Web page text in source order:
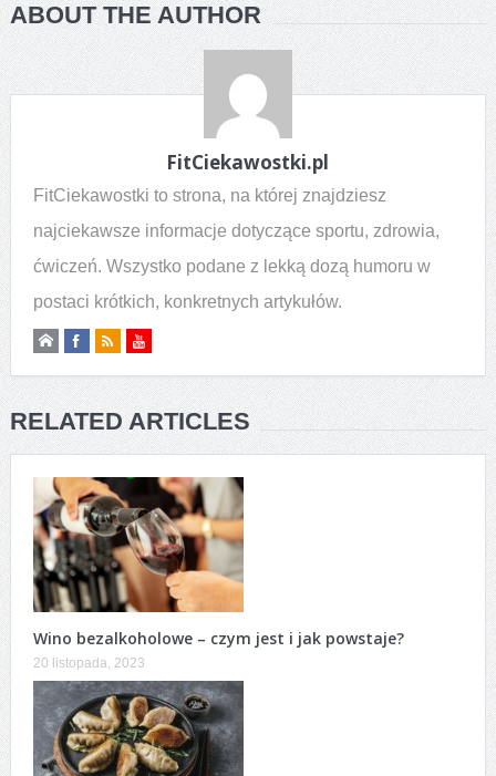
ABOUT THE AUTHOR
FitCiekawostki.pl
FitCiekawostki to strona, na której znajdziesz
najciekawsze informacje dotyczące sportu, zdrowia,
ćwiczeń. Wszystko podane z lekką dozą humoru w
postaci krótkich, konkretnych artykułów.
RELATED ARTICLES
Wino bezalkoholowe – czym jest i jak powstaje?
20 listopada, 2023